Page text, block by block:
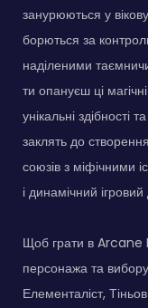
занурюються у
борються за
наділеними
ти опануєш ці
унікальні здібності
заклять до
союзів з міфічними
і динамічний ігровий
Щоб грати в Arcane
персонажа та
Елементаліст,